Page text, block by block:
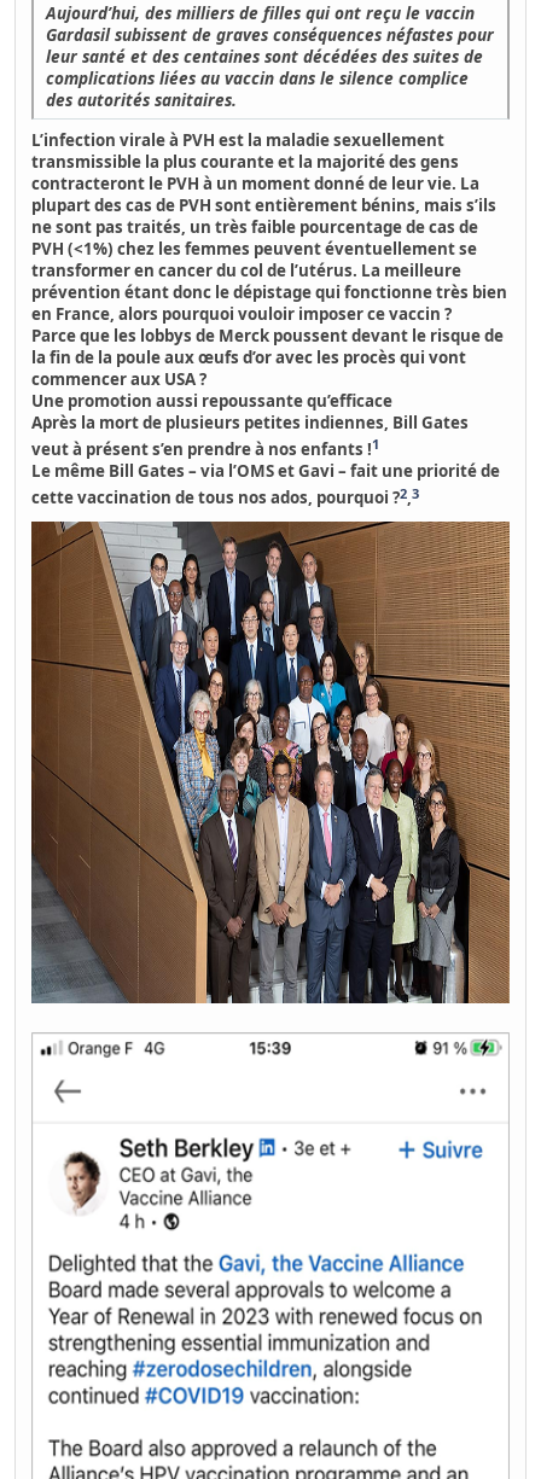
Aujourd’hui, des milliers de filles qui ont reçu le vaccin
Gardasil subissent de graves conséquences néfastes pour
leur santé et des centaines sont décédées des suites de
complications liées au vaccin dans le silence complice
des autorités sanitaires.
L’infection virale à PVH est la maladie sexuellement
transmissible la plus courante et la majorité des gens
contracteront le PVH à un moment donné de leur vie. La
plupart des cas de PVH sont entièrement bénins, mais s’ils
ne sont pas traités, un très faible pourcentage de cas de
PVH (<1%) chez les femmes peuvent éventuellement se
transformer en cancer du col de l’utérus. La meilleure
prévention étant donc le dépistage qui fonctionne très bien
en France, alors pourquoi vouloir imposer ce vaccin ?
Parce que les lobbys de Merck poussent devant le risque de
la fin de la poule aux œufs d’or avec les procès qui vont
commencer aux USA ?
Une promotion aussi repoussante qu’efficace
Après la mort de plusieurs petites indiennes, Bill Gates
veut à présent s’en prendre à nos enfants !1
Le même Bill Gates – via l’OMS et Gavi – fait une priorité de
cette vaccination de tous nos ados, pourquoi ?2,3